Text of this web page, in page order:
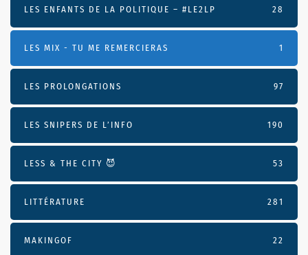
LES ENFANTS DE LA POLITIQUE – #LE2LP 28
LES MIX - TU ME REMERCIERAS 1
LES PROLONGATIONS 97
LES SNIPERS DE L’INFO 190
LESS & THE CITY 😈 53
LITTÉRATURE 281
MAKINGOF 22